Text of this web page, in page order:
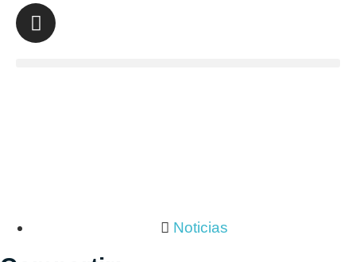
Noticias